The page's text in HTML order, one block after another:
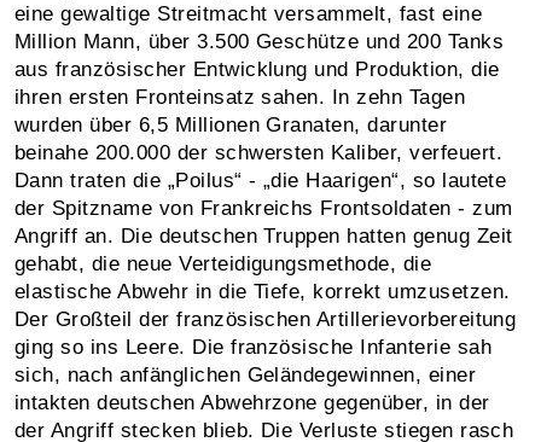
eine gewaltige Streitmacht versammelt, fast eine
Million Mann, über 3.500 Geschütze und 200 Tanks
aus französischer Entwicklung und Produktion, die
ihren ersten Fronteinsatz sahen. In zehn Tagen
wurden über 6,5 Millionen Granaten, darunter
beinahe 200.000 der schwersten Kaliber, verfeuert.
Dann traten die „Poilus“ - „die Haarigen“, so lautete
der Spitzname von Frankreichs Frontsoldaten - zum
Angriff an. Die deutschen Truppen hatten genug Zeit
gehabt, die neue Verteidigungsmethode, die
elastische Abwehr in die Tiefe, korrekt umzusetzen.
Der Großteil der französischen Artillerievorbereitung
ging so ins Leere. Die französische Infanterie sah
sich, nach anfänglichen Geländegewinnen, einer
intakten deutschen Abwehrzone gegenüber, in der
der Angriff stecken blieb. Die Verluste stiegen rasch